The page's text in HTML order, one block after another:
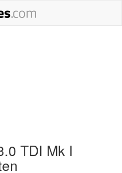
TDI Mk I